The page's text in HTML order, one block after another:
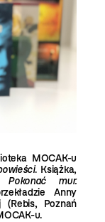
MOCAK-u
. Książka,
Pokonać mur.
Anny
(Rebis, Poznań
u.